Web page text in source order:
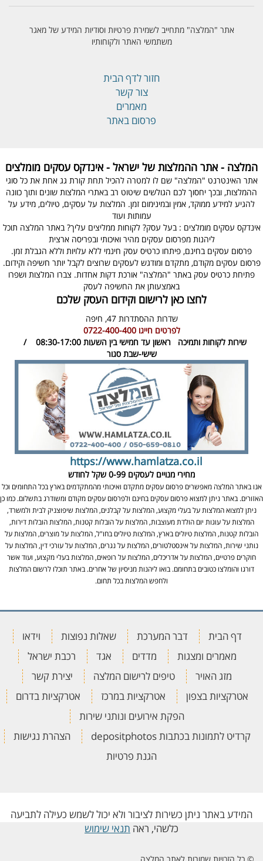
אתר "המלצה" מתחייב לשמירת פרטיות וסודיות המידע של מאגר
משתמשי האתר ולקוחותיו
חזור לדף הבית
צור קשר
מאמרים
פרסום באתר
המלצה - אתר ההמלצות של ישראל - אינדקס עסקים מומלצים
אתר האינטרנט "המלצה" שם לו למטרה להכיל תחת קורת גג אחת את כל סוגי
ההמלצות, ובכך יחסוך לכם הגולשים שיטוט רב באתרי המלצות שונים ותוך כוונה
להגיע למידע ממוקד, אמין ובמינימום זמן. המלצות על עסקים, טיולים, מידע על
עמותות ועוד
אינדקס עסקים מומלצים : בעל עסק? לקוחות ממליצים עליך? באתר המלצה תוכל
ליהנות מפרסום עסקים מהיר ואיכותי ובפריסה ארצית
פרסום עסקים בחינם, פיתחו כרטיס עסק חינמי ללא עלויות וללא הגבלת זמן.
פרסום עסקים מקודם, מתקדם ומודגש לעסקים שרוצים לקבל יותר חשיפה וקידום.
פתיחת כרטיס עסק באתר "המלצה" אורכת דקות אחדות. צברו המלצות ושפרו
באמצעותן את החשיפה לעסק
לחצו כאן לרישום וקידום העסק שלכם
שדרות ההסתדרות 47,
חיפה
לפרטים חייגו0722-400-400
שירות לקוחות ותמיכה
ראשון עד חמישי בין השעות 08:30-17:00 /
שישי-שבת סגור
https://www.hamlatza.co.il
מחירי מנויים לעסקים 0-99 שקל לחודש
אנו באתר המלצה מאפשרים פרסום עסקים מתקדם ואיכותי מהמתקדמים בארץ בכל התחומים וכל
האזורים. באתר ניתן למצוא פרסום עסקים בחינם ולפרסום עסקים מקודם ומשודרג בתשלום. כמו כן
ניתן למצוא המלצות על בעלי מקצוע, המלצות על קבלנים, המלצות שיפוצניק לבית ולמשרד,
המלצות על עוגות יום הולדת מעוצבות, המלצות על הובלות קטנות, המלצות הובלות דירות,
הובלות קטנות, המלצות טיולים בארץ, המלצות טיולים בחו"ל, המלצות על מוצרים, המלצות על
נותני שירות, המלצות על אינסטלטורים, המלצות על נגרים, המלצות על עורכי דין, המלצות על
חוקרים פרטיים, המלצות על אדריכלים, המלצות על רופאים, המלצות בעלי מקצוע, ועוד אשר
דורגו והומלצו כטובים בתחומם. בואו ליהנות מניסיון של אחרים. באתר תוכלו לרשום המלצות
ולחפש המלצות בכל תחום.
דף הבית דבר המערכת שאלות נפוצות
וידאו
מאמרים ומצגות
מדדים אגד
רכבת ישראל
מזג האויר
טיפים לרישום המלצה
יצירת קשר
אטרקציות בצפון
אטרקציות במרכז
אטרקציות בדרום
הפקת אירועים ונותני שירות
קרדיט לתמונות בכתבות depositphotos
הצהרת נגישות
הגנת פרטיות
המידע באתר ניתן כשירות לציבור ולא יכול לשמש כעילה לתביעה
כלשהי, ראה תנאי שימוש